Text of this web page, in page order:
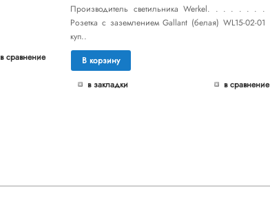
в сравнение
Производитель светильника Werkel. . . . . . . .
Розетка с заземлением Gallant (белая) WL15-02-01
куп..
В корзину
в закладки
в сравнение